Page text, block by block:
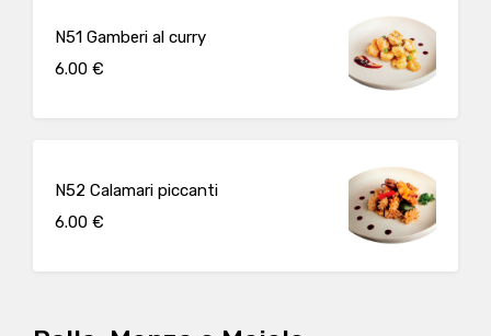
N51 Gamberi al curry
6.00 €
N52 Calamari piccanti
6.00 €